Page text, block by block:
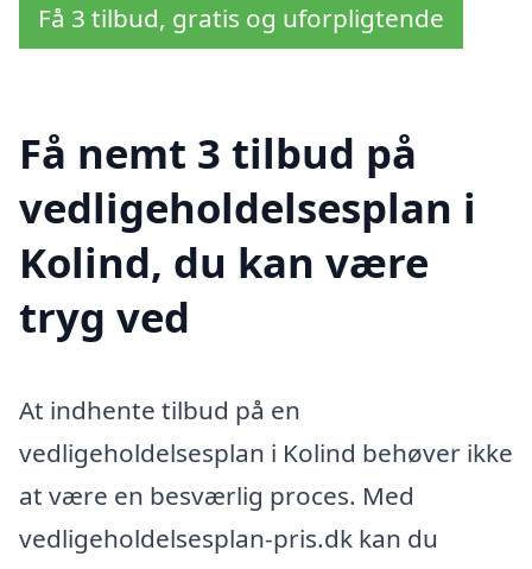
Få 3 tilbud, gratis og uforpligtende
Få nemt 3 tilbud på
vedligeholdelsesplan i
Kolind, du kan være
tryg ved
At indhente tilbud på en
vedligeholdelsesplan i Kolind behøver ikke
at være en besværlig proces. Med
vedligeholdelsesplan-pris.dk kan du